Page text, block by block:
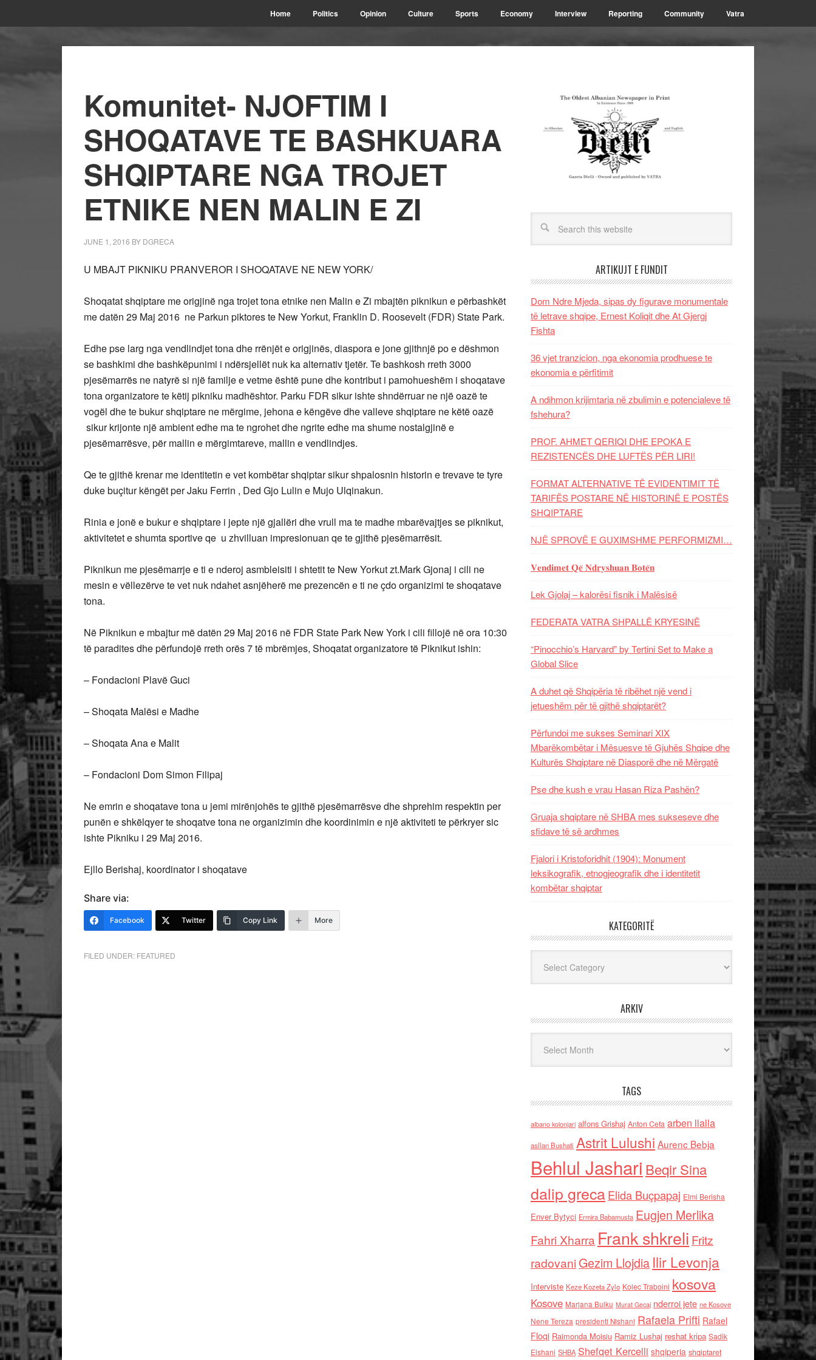
Home Politics Opinion Culture Sports Economy Interview Reporting Community Vatra
Komunitet- NJOFTIM I
SHOQATAVE TE BASHKUARA
SHQIPTARE NGA TROJET
ETNIKE NEN MALIN E ZI
JUNE 1, 2016 BY DGRECA
U MBAJT PIKNIKU PRANVEROR I SHOQATAVE NE NEW YORK/
Shoqatat shqiptare me origjinë nga trojet tona etnike nen Malin e Zi mbajtën piknikun e përbashkët
me datën 29 Maj 2016 ne Parkun piktores te New Yorkut, Franklin D. Roosevelt (FDR) State Park.
Edhe pse larg nga vendlindjet tona dhe rrënjët e origjinës, diaspora e jone gjithnjë po e dëshmon
se bashkimi dhe bashkëpunimi i ndërsjellët nuk ka alternativ tjetër. Te bashkosh rreth 3000
pjesëmarrës ne natyrë si një familje e vetme është pune dhe kontribut i pamohueshëm i shoqatave
tona organizatore te këtij pikniku madhështor. Parku FDR sikur ishte shndërruar ne një oazë te
vogël dhe te bukur shqiptare ne mërgime, jehona e këngëve dhe valleve shqiptare ne këtë oazë
sikur krijonte një ambient edhe ma te ngrohet dhe ngrite edhe ma shume nostalgjinë e
pjesëmarrësve, për mallin e mërgimtareve, mallin e vendlindjes.
Qe te gjithë krenar me identitetin e vet kombëtar shqiptar sikur shpalosnin historin e trevave te tyre
duke buçitur këngët per Jaku Ferrin , Ded Gjo Lulin e Mujo Ulqinakun.
Rinia e jonë e bukur e shqiptare i jepte një gjallëri dhe vrull ma te madhe mbarëvajtjes se piknikut,
aktivitetet e shumta sportive qe u zhvilluan impresionuan qe te gjithë pjesëmarrësit.
Piknikun me pjesëmarrje e ti e nderoj asmbleisiti i shtetit te New Yorkut zt.Mark Gjonaj i cili ne
mesin e vëllezërve te vet nuk ndahet asnjëherë me prezencën e ti ne çdo organizimi te shoqatave
tona.
Në Piknikun e mbajtur më datën 29 Maj 2016 në FDR State Park New York i cili fillojë në ora 10:30
të paradites dhe përfundojë rreth orës 7 të mbrëmjes, Shoqatat organizatore të Piknikut ishin:
– Fondacioni Plavë Guci
– Shoqata Malësi e Madhe
– Shoqata Ana e Malit
– Fondacioni Dom Simon Filipaj
Ne emrin e shoqatave tona u jemi mirënjohës te gjithë pjesëmarrësve dhe shprehim respektin per
punën e shkëlqyer te shoqatve tona ne organizimin dhe koordinimin e një aktiviteti te përkryer sic
ishte Pikniku i 29 Maj 2016.
Ejllo Berishaj, koordinator i shoqatave
Share via:
Facebook Twitter Copy Link More
FILED UNDER: FEATURED
ARTIKUJT E FUNDIT
Dom Ndre Mjeda, sipas dy figurave monumentale
të letrave shqipe, Ernest Koliqit dhe At Gjergj
Fishta
36 vjet tranzicion, nga ekonomia prodhuese te
ekonomia e përfitimit
A ndihmon krijimtaria në zbulimin e potencialeve të
fshehura?
PROF. AHMET QERIQI DHE EPOKA E
REZISTENCЁS DHE LUFTЁS PЁR LIRI!
FORMAT ALTERNATIVE TË EVIDENTIMIT TË
TARIFËS POSTARE NË HISTORINË E POSTËS
SHQIPTARE
NJË SPROVË E GUXIMSHME PERFORMIZMI…
𝐕𝐞𝐧𝐝𝐢𝐦𝐞𝐭 𝐐𝐞̈ 𝐍𝐝𝐫𝐲𝐬𝐡𝐮𝐚𝐧 𝐁𝐨𝐭𝐞̈𝐧
Lek Gjolaj – kalorësi fisnik i Malësisë
FEDERATA VATRA SHPALLË KRYESINË
“Pinocchio’s Harvard” by Tertini Set to Make a
Global Slice
A duhet që Shqipëria të ribëhet një vend i
jetueshëm për të gjithë shqiptarët?
Përfundoi me sukses Seminari XIX
Mbarëkombëtar i Mësuesve të Gjuhës Shqipe dhe
Kulturës Shqiptare në Diasporë dhe në Mërgatë
Pse dhe kush e vrau Hasan Riza Pashën?
Gruaja shqiptare në SHBA mes sukseseve dhe
sfidave të së ardhmes
Fjalori i Kristoforidhit (1904): Monument
leksikografik, etnogjeografik dhe i identitetit
kombëtar shqiptar
KATEGORITË
ARKIV
TAGS
albano kolonjari alfons Grishaj Anton Cefa arben llalla
asllan Bushati Astrit Lulushi Aurenc Bebja
Behlul Jashari Beqir Sina
dalip grecaElida Buçpapaj Elmi Berisha
Enver Bytyci Ermira Babamusta Eugjen Merlika
Fahri Xharra Frank shkreli Fritz
radovaniGezim Llojdia Ilir Levonja
Interviste Keze Kozeta Zylo Kolec Traboini kosova
Kosove Marjana Bulku Murat Gecaj nderroi jete ne Kosove
Nene Tereza presidenti Nishani Rafaela Prifti Rafael
Floqi Raimonda Moisiu Ramiz Lushaj reshat kripa Sadik
Elshani SHBA Shefqet Kercelli shqiperia shqiptaret